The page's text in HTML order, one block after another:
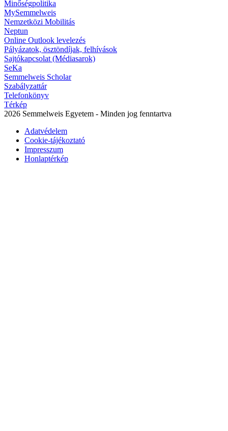
Minőségpolitika
MySemmelweis
Nemzetközi Mobilitás
Neptun
Online Outlook levelezés
Pályázatok, ösztöndíjak, felhívások
Sajtókapcsolat (Médiasarok)
SeKa
Semmelweis Scholar
Szabályzattár
Telefonkönyv
Térkép
2026 Semmelweis Egyetem - Minden jog fenntartva
Adatvédelem
Cookie-tájékoztató
Impresszum
Honlaptérkép